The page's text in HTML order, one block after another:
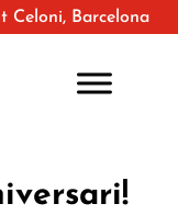
Celoni, Barcelona